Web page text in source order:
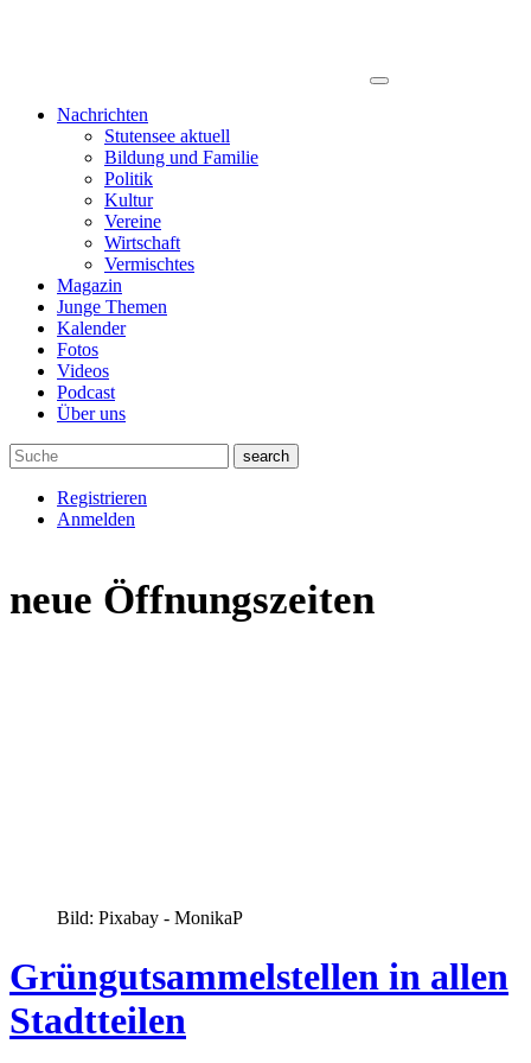
Nachrichten
Stutensee aktuell
Bildung und Familie
Politik
Kultur
Vereine
Wirtschaft
Vermischtes
Magazin
Junge Themen
Kalender
Fotos
Videos
Podcast
Über uns
search
Registrieren
Anmelden
neue Öffnungszeiten
Bild: Pixabay - MonikaP
Grüngutsammelstellen in allen
Stadtteilen